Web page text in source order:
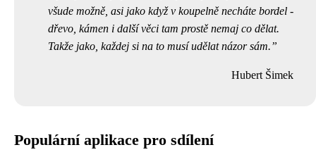
všude možně, asi jako když v koupelně necháte bordel -
dřevo, kámen i další věci tam prostě nemaj co dělat.
Takže jako, každej si na to musí udělat názor sám.
Hubert Šimek
Populární aplikace pro sdílení